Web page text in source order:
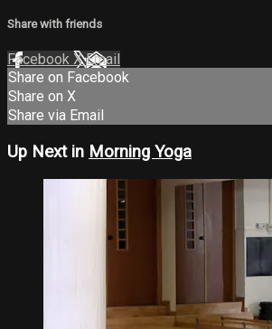
Share with friends
Facebook XEmail
Share on Facebook
Share on X
Share via Email
Up Next in Morning Yoga